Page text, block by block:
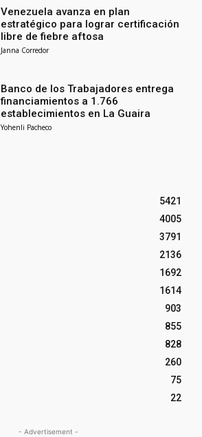
Venezuela avanza en plan
estratégico para lograr certificación
libre de fiebre aftosa
Janna Corredor
Banco de los Trabajadores entrega
financiamientos a 1.766
establecimientos en La Guaira
Yohenli Pacheco
5421
4005
3791
2136
1692
1614
903
855
828
260
75
22
- Advertisement -